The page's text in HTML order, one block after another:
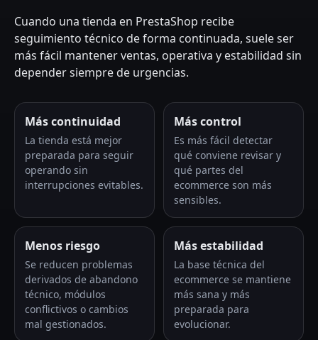
Cuando una tienda en PrestaShop recibe
seguimiento técnico de forma continuada, suele ser
más fácil mantener ventas, operativa y estabilidad sin
depender siempre de urgencias.
Más continuidad
La tienda está mejor
preparada para seguir
operando sin
interrupciones evitables.
Más control
Es más fácil detectar
qué conviene revisar y
qué partes del
ecommerce son más
sensibles.
Menos riesgo
Se reducen problemas
derivados de abandono
técnico, módulos
conflictivos o cambios
mal gestionados.
Más estabilidad
La base técnica del
ecommerce se mantiene
más sana y más
preparada para
evolucionar.